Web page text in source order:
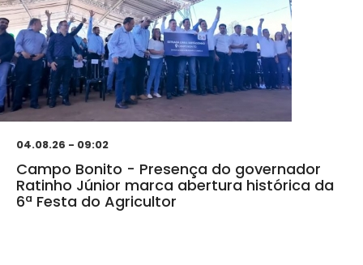
04.08.26 - 09:02
Campo Bonito - Presença do governador
Ratinho Júnior marca abertura histórica da
6ª Festa do Agricultor